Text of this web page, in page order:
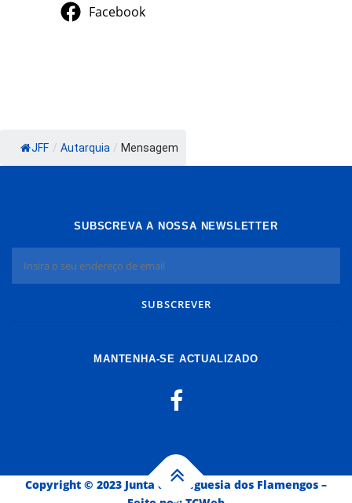
Facebook
JFF / Autarquia / Mensagem
SUBSCREVA A NOSSA NEWSLETTER
MANTENHA-SE ACTUALIZADO
Copyright © 2023 Junta de Freguesia dos Flamengos –